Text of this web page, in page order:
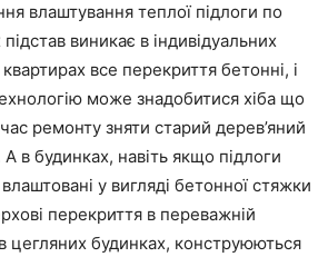
влаштування теплої підлоги по
виникає в індивідуальних
все перекриття бетонні, і
може знадобитися хіба що
ремонту зняти старий дерев’яний
в будинках, навіть якщо підлоги
у вигляді бетонної стяжки
перекриття в переважній
в цегляних будинках, конструюються